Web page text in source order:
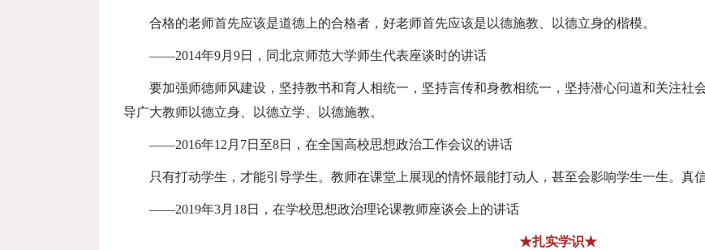
合格的老师首先应该是道德上的合格者，好老师首先应该是以德施教、以德立身的楷模。
——2014年9月 9日，同北京师范大学师生代表座谈时的讲话
要加强师德师风建设，坚持教书和育人相统一，坚持言传和身教相统一，坚持潜心问道和关注社
导广大教师以德立身、以德立学、以德施教。
——2016年12 月 7日至8日，在全国高校思想政治工作会议的讲话
只有打动学生，才能引导学生。教师在课堂上展现的情怀最能打动人，甚至会影响学生一生。真
——2019年3月 18日，在学校思想政治理论课教师座谈会上的讲话
★扎实学识★